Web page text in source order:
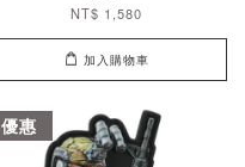
NT$ 1,580
加入購物車
優惠